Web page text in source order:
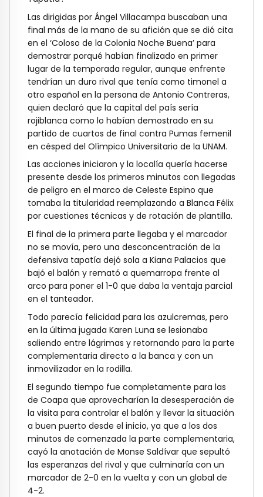
Las dirigidas por Ángel Villacampa buscaban una
final más de la mano de su afición que se dió cita
en el ‘Coloso de la Colonia Noche Buena’ para
demostrar porqué habían finalizado en primer
lugar de la temporada regular, aunque enfrente
tendrían un duro rival que tenía como timonel a
otro español en la persona de Antonio Contreras,
quien declaró que la capital del país sería
rojiblanca como lo habían demostrado en su
partido de cuartos de final contra Pumas femenil
en césped del Olímpico Universitario de la UNAM.
Las acciones iniciaron y la localía quería hacerse
presente desde los primeros minutos con llegadas
de peligro en el marco de Celeste Espino que
tomaba la titularidad reemplazando a Blanca Félix
por cuestiones técnicas y de rotación de plantilla.
El final de la primera parte llegaba y el marcador
no se movía, pero una desconcentración de la
defensiva tapatía dejó sola a Kiana Palacios que
bajó el balón y remató a quemarropa frente al
arco para poner el 1-0 que daba la ventaja parcial
en el tanteador.
Todo parecía felicidad para las azulcremas, pero
en la última jugada Karen Luna se lesionaba
saliendo entre lágrimas y retornando para la parte
complementaria directo a la banca y con un
inmovilizador en la rodilla.
El segundo tiempo fue completamente para las
de Coapa que aprovecharían la desesperación de
la visita para controlar el balón y llevar la situación
a buen puerto desde el inicio, ya que a los dos
minutos de comenzada la parte complementaria,
cayó la anotación de Monse Saldívar que sepultó
las esperanzas del rival y que culminaría con un
marcador de 2-0 en la vuelta y con un global de
4-2.